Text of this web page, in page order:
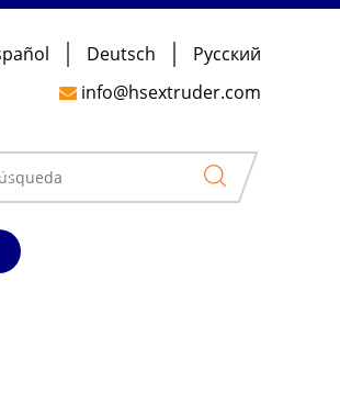
Deutsch Pусский
 info@hsextruder.com
de nuevo diseño